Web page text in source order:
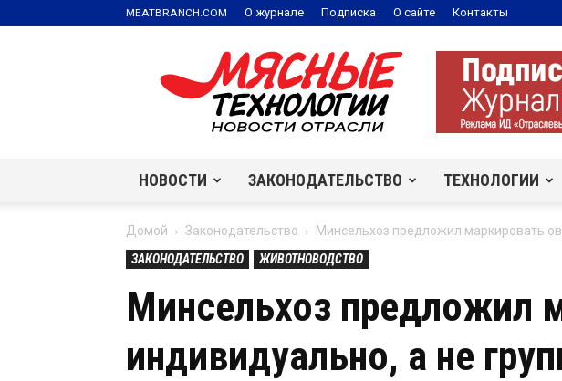
MEATBRANCH.COM О журнале Подписка О сайте Контакты
Мясные
технологии
|
Новости
отрасли
НОВОСТИ ЗАКОНОДАТЕЛЬСТВО ТЕХНОЛОГИИ
Домой Законодательство
Минсельхоз предложил маркировать
ЗАКОНОДАТЕЛЬСТВО
ЖИВОТНОВОДСТВО
Минсельхоз предложил
индивидуально, а не